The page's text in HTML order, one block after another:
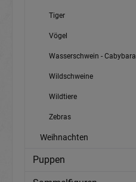
Tiger
Vögel
Wasserschwein - Cabybara
Wildschweine
Wildtiere
Zebras
Weihnachten
Puppen